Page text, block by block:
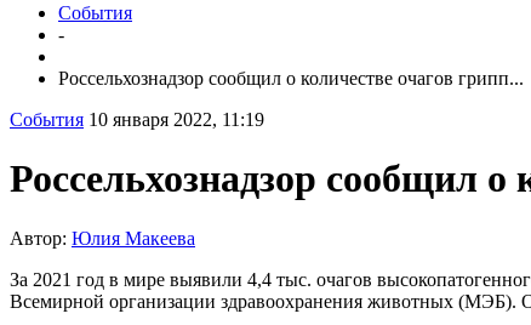
События
-
Россельхознадзор сообщил о количестве очагов грипп...
События 10 января 2022, 11:19
Россельхознадзор сообщил о
Автор: Юлия Макеева
За 2021 год в мире выявили 4,4 тыс. очагов
Всемирной организации здравоохранения животных (МЭБ).